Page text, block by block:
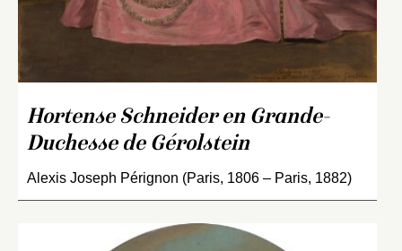
Hortense Schneider en Grande-
Duchesse de Gérolstein
Alexis Joseph Pérignon (Paris, 1806 – Paris, 1882)